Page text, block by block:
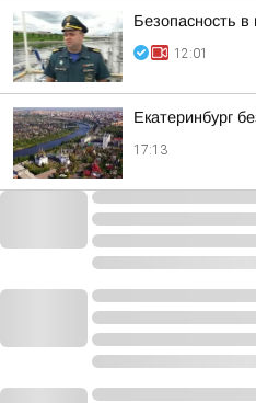
Безопасность в
12:01
Екатеринбург
17:13